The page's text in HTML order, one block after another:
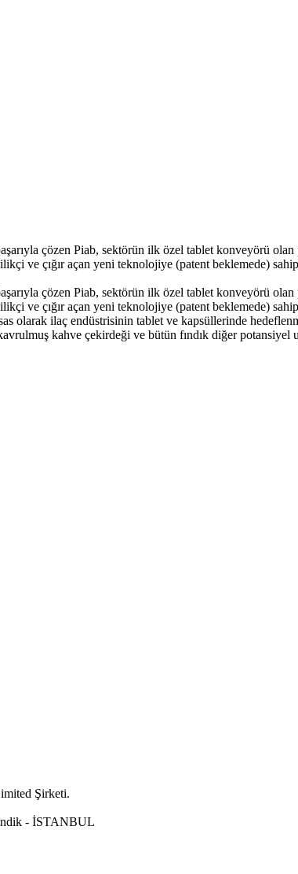
çözen Piab, sektörün ilk özel tablet konveyörü
ve çığır açan yeni teknolojiye (patent beklemede)
çözen Piab, sektörün ilk özel tablet konveyörü
ve çığır açan yeni teknolojiye (patent beklemede)
olarak ilaç endüstrisinin tablet ve kapsüllerinde
kahve çekirdeği ve bütün fındık diğer potansiyel
Şirketi.
- İSTANBUL